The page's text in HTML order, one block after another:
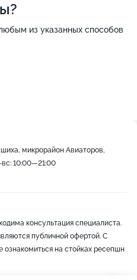
из указанных способов
микрорайон Авиаторов,
10:00—21:00
консультация специалиста.
публичной офертой. С
на стойках ресепшн